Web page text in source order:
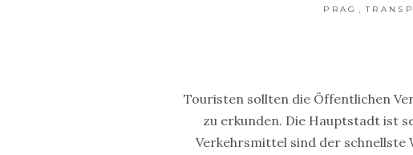
PRAG
Touristen sollten die Öffentlichen
zu erkunden. Die Hauptstadt ist
Verkehrsmittel sind der schnellste